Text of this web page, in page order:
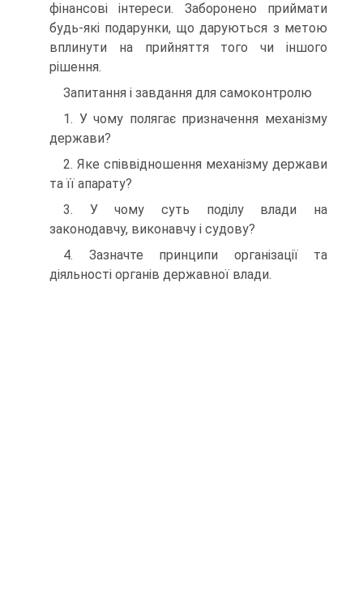
фінансові інтереси. Заборонено приймати
будь-які подарунки, що даруються з метою
вплинути на прийняття того чи іншого
рішення.
Запитання і завдання для самоконтролю
1. У чому полягає призначення механізму
держави?
2. Яке співвідношення механізму держави
та її апарату?
3. У чому суть поділу влади на
законодавчу, виконавчу і судову?
4. Зазначте принципи організації та
діяльності органів державної влади.